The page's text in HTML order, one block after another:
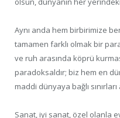
Aynı anda hem birbirimize
tamamen farklı olmak bir
ve ruh arasında köprü
paradoksaldır; biz hem en
maddi dünyaya bağlı
Sanat, iyi sanat, özel olanla